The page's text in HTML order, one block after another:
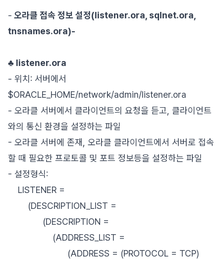
- 오라클 접속 정보 설정(listener.ora, sqlnet.ora,
tnsnames.ora)-
♣ listener.ora
- 위치: 서버에서
$ORACLE_HOME/network/admin/listener.ora
- 오라클 서버에서 클라이언트의 요청을 듣고, 클라이언트
와의 통신 환경을 설정하는 파일
- 오라클 서버에 존재, 오라클 클라이언트에서 서버로 접속
할 때 필요한 프로토콜 및 포트 정보등을 설정하는 파일
- 설정형식:
LISTENER =
(DESCRIPTION_LIST =
(DESCRIPTION =
(ADDRESS_LIST =
(ADDRESS = (PROTOCOL = TCP)